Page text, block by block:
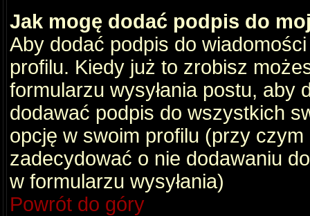
Jak mogę dodać podpis do
Aby dodać podpis do
profilu. Kiedy już to zrobisz
formularzu wysyłania postu,
dodawać podpis do wszystkich
opcję w swoim profilu (przy
zadecydować o nie dodawaniu
w formularzu wysyłania)
Powrót do góry